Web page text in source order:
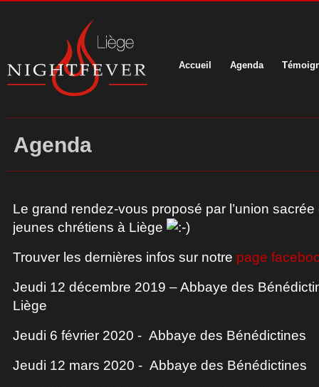
Accueil Agenda
Agenda
Le grand rendez-vous proposé par l’union
jeunes chrétiens à Liège
Trouver les dernières infos sur notre page
Jeudi 12 décembre 2019 – Abbaye des
Liège
Jeudi 6 février 2020 - Abbaye des Bénédictines
Jeudi 12 mars 2020 - Abbaye des Bénédictines